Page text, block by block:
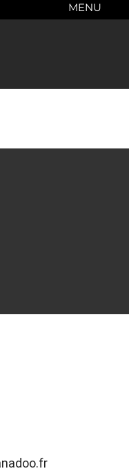
MENU